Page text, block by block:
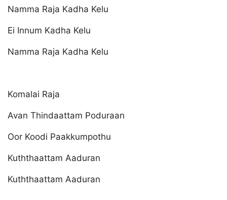
Namma Raja Kadha Kelu
Ei Innum Kadha Kelu
Namma Raja Kadha Kelu
Komalai Raja
Avan Thindaattam Poduraan
Oor Koodi Paakkumpothu
Kuththaattam Aaduran
Kuththaattam Aaduran